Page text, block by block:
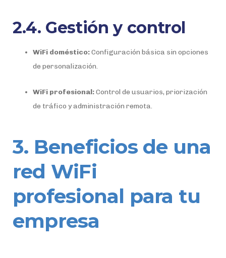
2.4. Gestión y control
WiFi doméstico:Configuración básica sin opciones
de personalización.
WiFi profesional:Control de usuarios, priorización
de tráfico y administración remota.
3. Beneficios de una
red WiFi
profesional para tu
empresa